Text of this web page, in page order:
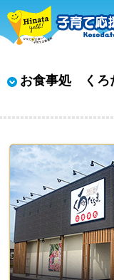
お食事処 くろ